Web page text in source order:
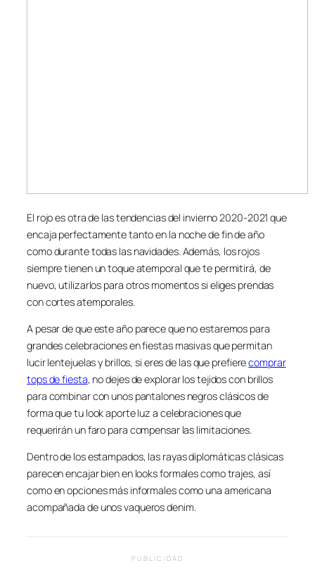
El rojo es otra de las tendencias del invierno 2020-2021 que
encaja perfectamente tanto en la noche de fin de año
como durante todas las navidades. Además, los rojos
siempre tienen un toque atemporal que te permitirá, de
nuevo, utilizarlos para otros momentos si eliges prendas
con cortes atemporales.
A pesar de que este año parece que no estaremos para
grandes celebraciones en fiestas masivas que permitan
lucir lentejuelas y brillos, si eres de las que prefierecomprar
tops de fiesta, no dejes de explorar los tejidos con brillos
para combinar con unos pantalones negros clásicos de
forma que tu look aporte luz a celebraciones que
requerirán un faro para compensar las limitaciones.
Dentro de los estampados, las rayas diplomáticas clásicas
parecen encajar bien en looks formales como trajes, así
como en opciones más informales como una americana
acompañada de unos vaqueros denim.
PUBLICIDAD